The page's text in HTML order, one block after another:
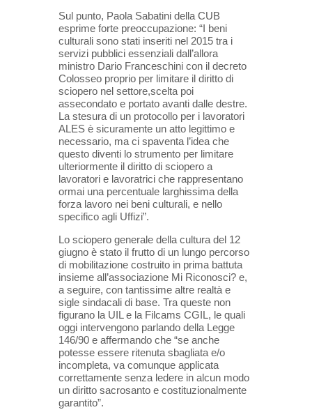
Sul punto, Paola Sabatini della CUB
esprime forte preoccupazione: “I beni
culturali sono stati inseriti nel 2015 tra i
servizi pubblici essenziali dall’allora
ministro Dario Franceschini con il decreto
Colosseo proprio per limitare il diritto di
sciopero nel settore,scelta poi
assecondato e portato avanti dalle destre.
La stesura di un protocollo per i lavoratori
ALES è sicuramente un atto legittimo e
necessario, ma ci spaventa l’idea che
questo diventi lo strumento per limitare
ulteriormente il diritto di sciopero a
lavoratori e lavoratrici che rappresentano
ormai una percentuale larghissima della
forza lavoro nei beni culturali, e nello
specifico agli Uffizi”.
Lo sciopero generale della cultura del 12
giugno è stato il frutto di un lungo percorso
di mobilitazione costruito in prima battuta
insieme all’associazione Mi Riconosci? e,
a seguire, con tantissime altre realtà e
sigle sindacali di base. Tra queste non
figurano la UIL e la Filcams CGIL, le quali
oggi intervengono parlando della Legge
146/90 e affermando che “se anche
potesse essere ritenuta sbagliata e/o
incompleta, va comunque applicata
correttamente senza ledere in alcun modo
un diritto sacrosanto e costituzionalmente
garantito”.